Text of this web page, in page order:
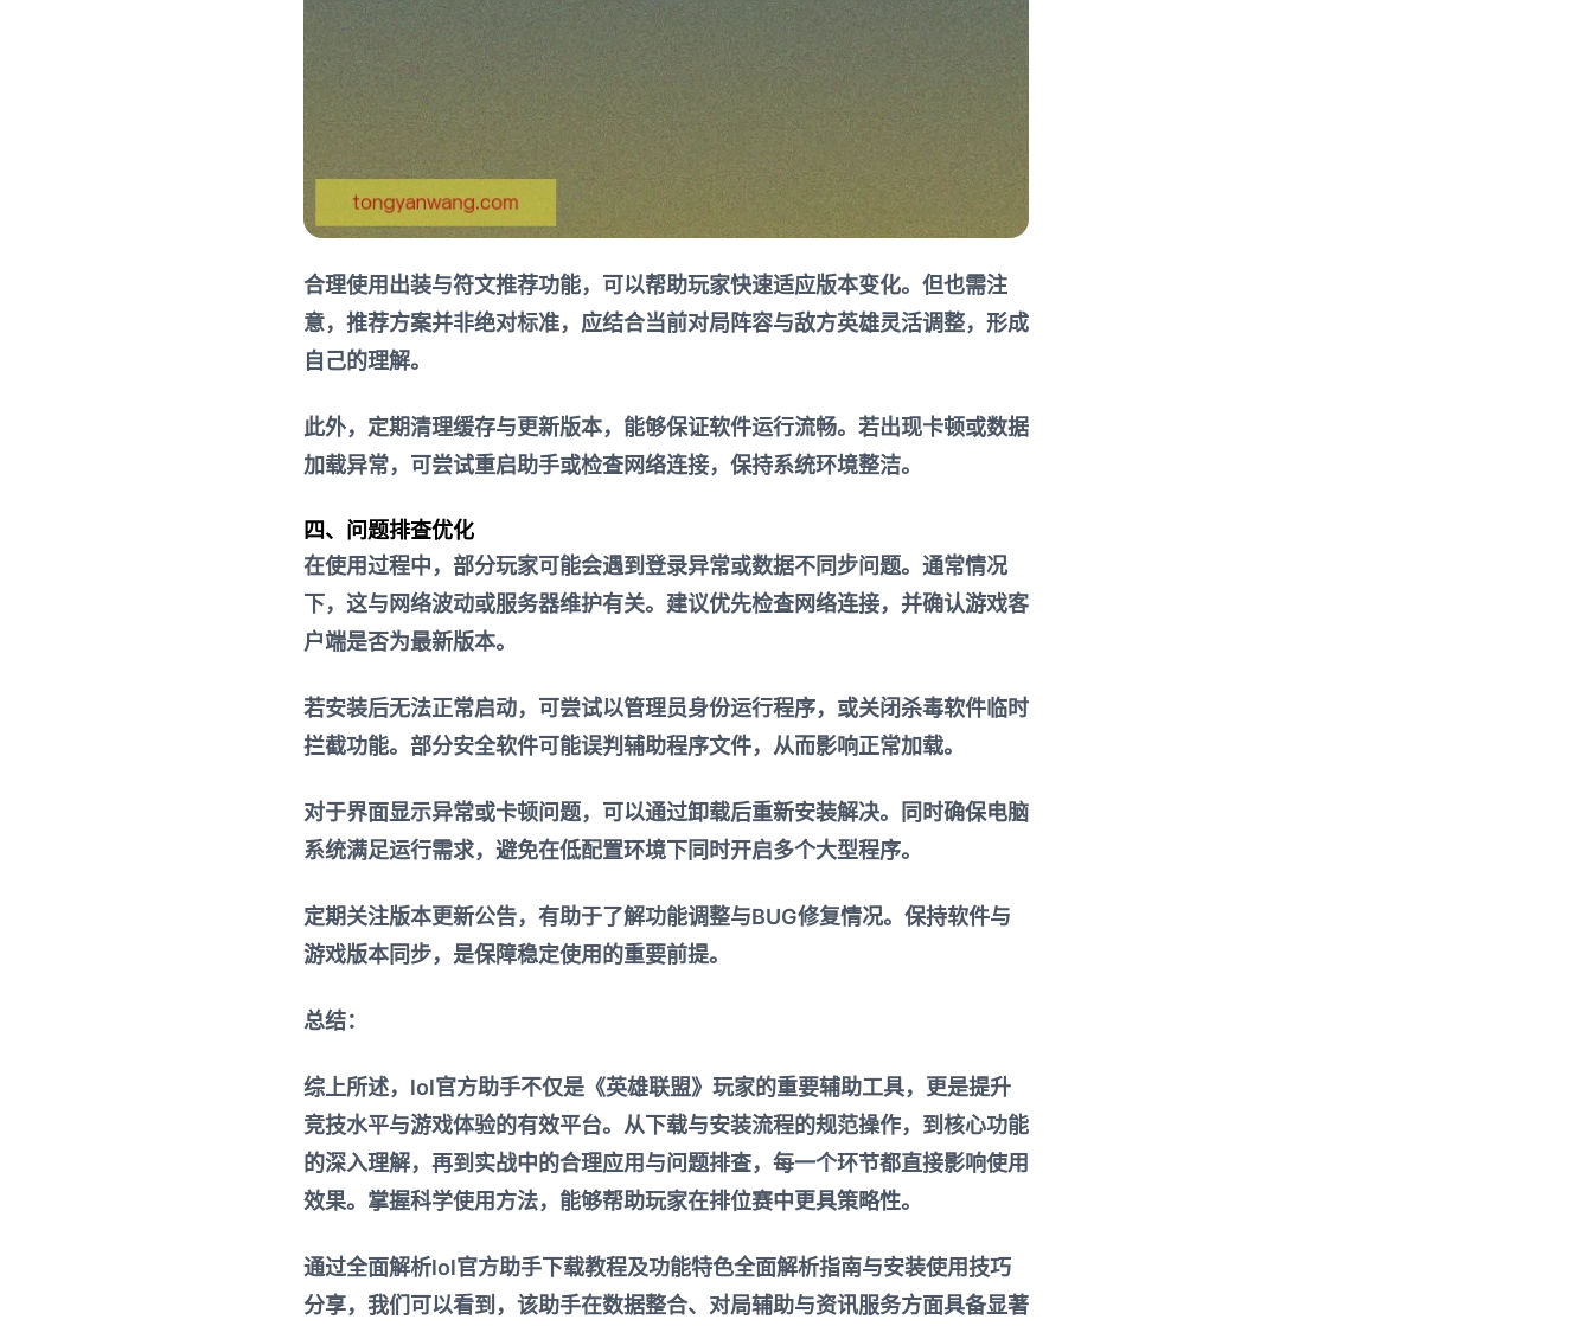
合理使用出装与符文推荐功能，可以帮助玩家快速适应版本变化。但也需注
意，推荐方案并非绝对标准，应结合当前对局阵容与敌方英雄灵活调整，形成
自己的理解。
此外，定期清理缓存与更新版本，能够保证软件运行流畅。若出现卡顿或数据
加载异常，可尝试重启助手或检查网络连接，保持系统环境整洁。
四、问题排查优化
在使用过程中，部分玩家可能会遇到登录异常或数据不同步问题。通常情况
下，这与网络波动或服务器维护有关。建议优先检查网络连接，并确认游戏客
户端是否为最新版本。
若安装后无法正常启动，可尝试以管理员身份运行程序，或关闭杀毒软件临时
拦截功能。部分安全软件可能误判辅助程序文件，从而影响正常加载。
对于界面显示异常或卡顿问题，可以通过卸载后重新安装解决。同时确保电脑
系统满足运行需求，避免在低配置环境下同时开启多个大型程序。
定期关注版本更新公告，有助于了解功能调整与BUG修复情况。保持软件与
游戏版本同步，是保障稳定使用的重要前提。
总结：
综上所述，lol官方助手不仅是《英雄联盟》玩家的重要辅助工具，更是提升
竞技水平与游戏体验的有效平台。从下载与安装流程的规范操作，到核心功能
的深入理解，再到实战中的合理应用与问题排查，每一个环节都直接影响使用
效果。掌握科学使用方法，能够帮助玩家在排位赛中更具策略性。
通过全面解析lol官方助手下载教程及功能特色全面解析指南与安装使用技巧
分享，我们可以看到，该助手在数据整合、对局辅助与资讯服务方面具备显著